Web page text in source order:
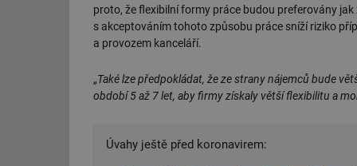
proto, že flexibilní formy práce budou preferovány
s akceptováním tohoto způsobu práce sníží riziko
a provozem kanceláří.
„Také lze předpokládat, že ze strany nájemců bude
období 5 až 7 let, aby firmy získaly větší flexibilitu a
Úvahy ještě před koronavirem:
Nezbytně nutné
stránky nelze bez